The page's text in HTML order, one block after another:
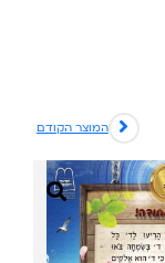
המוצר הקודם